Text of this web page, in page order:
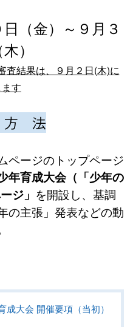
（金）～９月３
）
査結果は、９月２日(木)に
す
法
ページのトップページ
年育成大会（「少年の
ジ」 を開設し、基調
の主張」発表などの動
大会 開催要項（当初）